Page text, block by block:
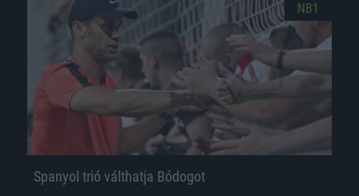
NB1
Spanyol trió válthatja Bódogot